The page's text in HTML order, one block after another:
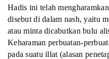
Hadis ini telah
disebut di dalam nash, yaitu
atau minta dicabutkan bulu
Keharaman perbuatan-
pada suatu illat (alasan